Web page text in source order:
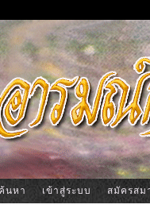
ค้นหา เข้าสู่ระบบ สมัครสม